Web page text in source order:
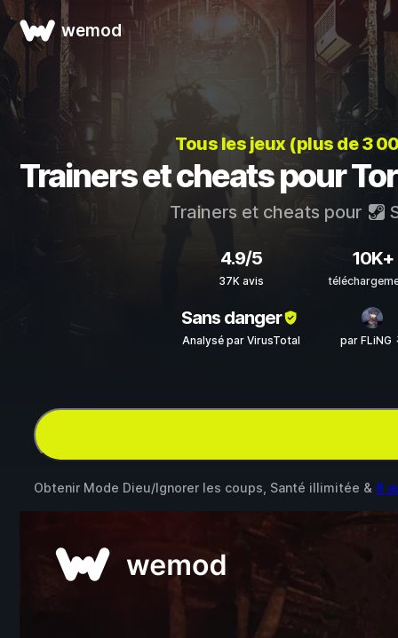
wemod
Tous les jeux (plus de 3
Trainers et cheats pour
Trainers et cheats pour
4.9/5
37K avis
10K+
Sans danger
Analysé par VirusTotal par FLiNG
Obtenir Mode Dieu/Ignorer les coups, Santé illimitée & 8